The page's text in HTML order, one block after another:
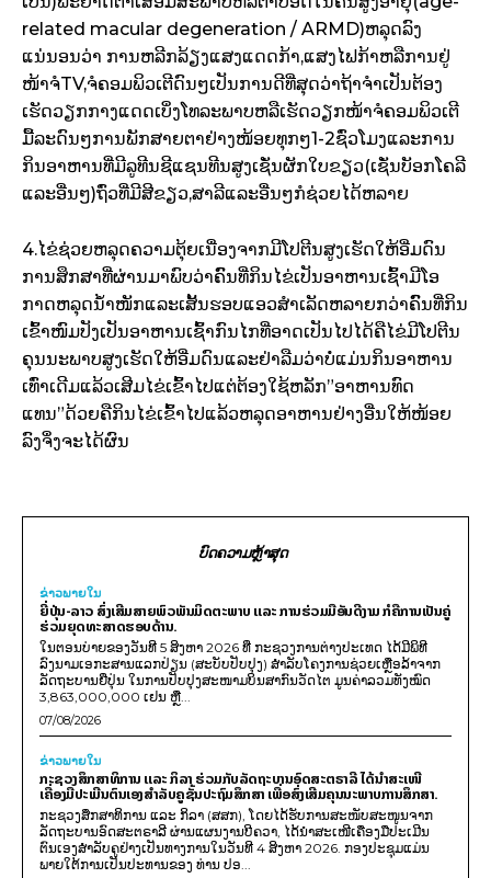
related macular degeneration / ARMD)ຫລຸດລົງ
ແນ່ນອນ​ວ່າ ການ​ຫລີກ​ລ້ຽງ​ແສງ​ແດດ​ກ້າ,ແສງ​ໄຟ​ກ້າຫລື​ການ​ຢູ່​
ໜ້າ​ຈໍTV,ຈໍ​ຄອມພິວເຕີ​ດົນ​ໆເປັນ​ການ​ດີ​ທີ່ສຸດວ່າຖ້າ​ຈຳ​ເປັນ​ຕ້ອງ​
ເຮັດວຽກ​ກາງ​ແດດເບິ່ງໂທລະພາບຫລື​ເຮັດວຽກ​ໜ້າ​ຈໍ​ຄອມພິວເຕີ​
ມື້​ລະ​ດົນ​ໆການ​ພັກ​ສາຍ​ຕາ​ຢ່າງ​ໜ້ອຍ​ທຸກ​ໆ1-2ຊົ່ວ​ໂມງແລະ​ການ​
ກິນ​ອາຫານ​ທີ່​ມີ​ລູ​ທີນຊີ​ແຊນ​ທີນ​ສູງເຊັ່ນຜັກ​ໃບ​ຂຽວ(ເຊັ່ນບັອກ​ໂຄ​ລີ​
ແລະອື່ນໆ)ຖົ່ວ​ທີ່​ມີ​ສີ​ຂຽວ,ສາລີ​ແລະອື່ນໆກໍ​ຊ່ວຍ​ໄດ້​ຫລາຍ
4.ໄຂ່​ຊ່ວຍຫ​ລຸດ​ຄວາມ​ຕຸ້ຍເນື່ອງ​ຈາກ​ມີ​ໂປ​ຕີນ​ສູງເຮັດໃຫ້​ອີ່ມ​ດົນ
ການສຶກສາ​ທີ່​ຜ່ານມາ​ພົບ​ວ່າຄົົນທີ່​ກິນ​ໄຂ່​ເປັນ​ອາຫານ​ເຊົ້າ​ມີ​ໂອ​
ກາດຫ​ລຸດ​ນ້ຳ​ໜັກ​ແລະ​ເສັ້ນ​ຮອບ​ແອວ​ສຳ​ເລັດ​ຫລາຍກວ່າ​ຄົົນທີ່​ກິນ​
ເຂົ້າໜົມ​ປັງ​ເປັນ​ອາຫານ​ເຊົ້າກົນ​ໄກ​ທີ່​ອາດ​ເປັນ​ໄປ​ໄດ້​ຄືໄຂ່​ມີ​ໂປ​ຕີນ​
ຄຸນນະພາບ​ສູງເຮັດໃຫ້​ອີ່ມ​ດົນແລະ​ຢ່າ​ລືມ​ວ່າບໍ່ແມ່ນ​ກິນ​ອາຫານ​
ເທົ່າ​ເດີມ​ແລ້ວ​ເສີມ​ໄຂ່​ເຂົ້າໄປແຕ່​ຕ້ອງ​ໃຊ້​ຫລັກ”ອາຫານ​ທົດ​
ແທນ”ດ້ວຍຄືກິນ​ໄຂ່​ເຂົ້າໄປແລ້ວຫ​ລຸດ​ອາຫານ​ຢ່າງ​ອື່ນ​ໃຫ້​ໜ້ອຍ​
ລົງ​ຈຶ່ງ​ຈະ​ໄດ້​ຜົນ
ບົດຄວາມຫຼ້າສຸດ
ຂ່າວພາຍ​ໃນ
ຍີ່ປຸ່ນ-ລາວ ສົ່ງເສີມສາຍພົວພັນມິດຕະພາບ ແລະ ການຮ່ວມມືອັນດີງາມ ກໍຄືການເປັນຄູ່
ຮ່ວມຍຸດທະສາດຮອບດ້ານ.
ໃນຕອນບ່າຍຂອງວັນທີ 5 ສິງຫາ 2026 ທີ່ ກະຊວງການຕ່າງປະເທດ ໄດ້ມີພິທີ
ລົງນາມເອກະສານແລກປ່ຽນ (ສະບັບປັບປຸງ) ສໍາລັບໂຄງການຊ່ວຍເຫຼືອລ້າຈາກ
ລັດຖະບານຍີ່ປຸ່ນ ໃນການປັບປຸງສະໜາມບິນສາກົນວັດໄຕ ມູນຄ່າລວມທັງໝົດ
3,863,000,000 ເຢນ ຫຼື...
07/08/2026
ຂ່າວພາຍ​ໃນ
ກະຊວງສຶກສາທິການ ແລະ ກິລາ ຮ່ວມກັບລັດຖະບານອົດສະຕຣາລີ ໄດ້ນຳສະເໜີ
ເຄື່ອງມືປະເມີນຕົນເອງສຳລັບຄູຊັ້ນປະຖົມສຶກສາ ເພື່ອສົ່ງເສີມຄຸນນະພາບການສຶກສາ.
ກະຊວງສຶກສາທິການ ແລະ ກິລາ (ສສກ), ໂດຍໄດ້ຮັບການສະໜັບສະໜູນຈາກ
ລັດຖະບານອົດສະຕຣາລີ ຜ່ານແຜນງານບີຄວາ, ໄດ້ນຳສະເໜີເຄື່ອງມືປະເມີນ
ຕົນເອງສຳລັບຄູຢ່າງເປັນທາງການໃນວັນທີ 4 ສິງຫາ 2026. ກອງປະຊຸມແມ່ນ
ພາຍໃຕ້ການເປັນປະທານຂອງ ທ່ານ ປອ...